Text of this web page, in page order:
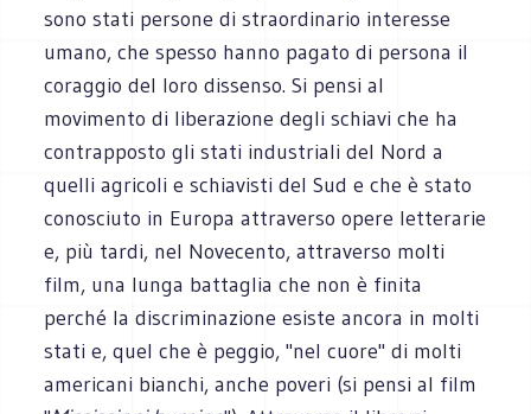
sono stati persone di straordinario interesse
umano, che spesso hanno pagato di persona il
coraggio del loro dissenso. Si pensi al
movimento di liberazione degli schiavi che ha
contrapposto gli stati industriali del Nord a
quelli agricoli e schiavisti del Sud e che è stato
conosciuto in Europa attraverso opere letterarie
e, più tardi, nel Novecento, attraverso molti
film, una lunga battaglia che non è finita
perché la discriminazione esiste ancora in molti
stati e, quel che è peggio, "nel cuore" di molti
americani bianchi, anche poveri (si pensi al film